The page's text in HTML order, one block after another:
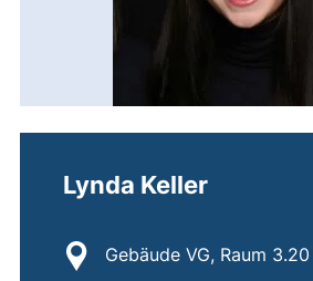
Lynda Keller
Standort:
Gebäude VG, Raum 3.20